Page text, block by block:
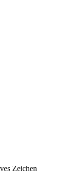
Zeichen